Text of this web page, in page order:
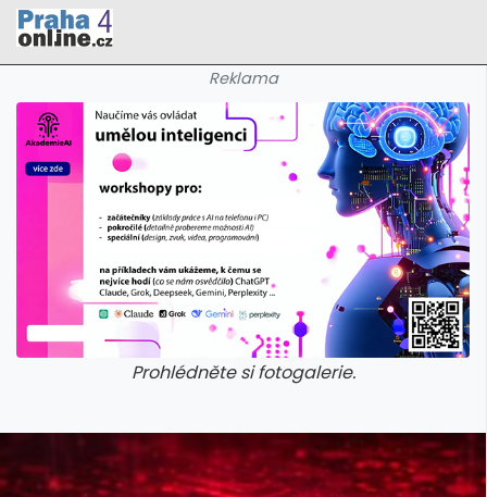
Reklama
Prohlédněte si fotogalerie.